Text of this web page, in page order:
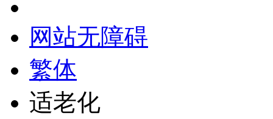
网站无障碍
繁体
适老化